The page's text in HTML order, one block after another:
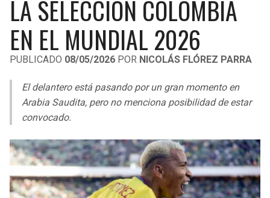
LIGA DE EXPANSIÓN MX
LEAGUES CUP
UEFA EUROPA LEAGUE
UEFA CONFERENCE LEAGUE
MLS
COPA LIBERTADORES
COPA SUDAMERICANA
LIGA BETPLAY
RAIDERS
CHARGERS
RAVENS
BROWNS
STEELERS
CAVALIERS
PISTONS
PACERS
HAWKS
HORNETS
LA SELECCIÓN COLOMBIA
EN EL MUNDIAL 2026
PUBLICADO 08/05/2026 POR NICOLÁS FLÓREZ PARRA
El delantero está pasando por un gran momento en
Arabia Saudita, pero no menciona posibilidad de estar
convocado.